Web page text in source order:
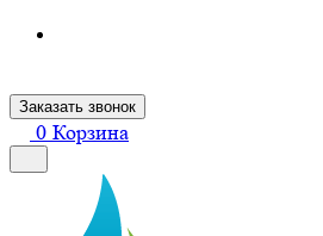
Заказать звонок
0 Корзина